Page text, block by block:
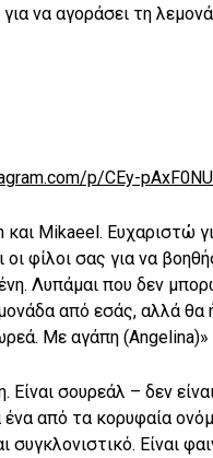
να αγοράσει τη
p/CEy-
και Mikaeel. Ευχαριστώ
οι φίλοι σας για να
Λυπάμαι που δεν
από εσάς, αλλά θα
Με αγάπη (Angelina)»
Είναι σουρεάλ – δεν
ένα από τα κορυφαία
συγκλονιστικό. Είναι